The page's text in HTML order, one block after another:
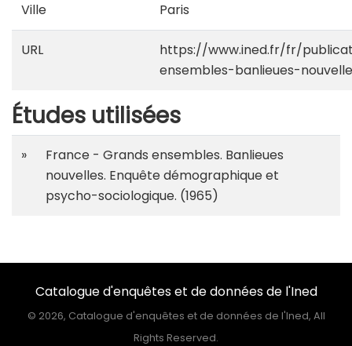
Ville Paris
URL
https://www.ined.fr/fr/
ensembles-banlieues-
Études utilisées
»
France - Grands ensembles. Banlieues
nouvelles. Enquête démographique et
psycho-sociologique. (1965)
Catalogue d'enquêtes et de données de l'Ined
© 2026, Catalogue d'enquêtes et de données de l'Ined, All
Rights Reserved.